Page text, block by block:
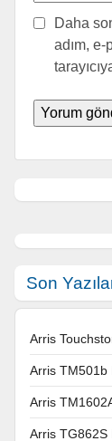
Daha
adım,
Son
Arris
Arris TM501b
Arris
Arris TG862S